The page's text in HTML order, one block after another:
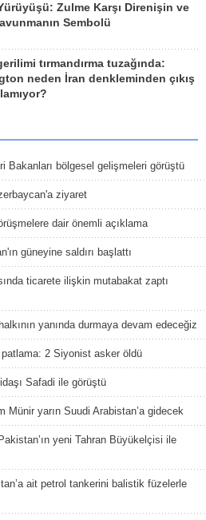
Zulme Karşı Direnişin ve
Sembolü
tırmandırma tuzağında:
neden İran denkleminden çıkış
Bakanları bölgesel gelişmeleri görüştü
ziyaret
dair önemli açıklama
güneyine saldırı başlattı
ticarete ilişkin mutabakat zaptı
yanında durmaya devam edeceğiz
patlama: 2 Siyonist asker öldü
Safadi ile görüştü
Münir yarın Suudi Arabistan’a gidecek
yeni Tahran Büyükelçisi ile
ait petrol tankerini balistik füzelerle